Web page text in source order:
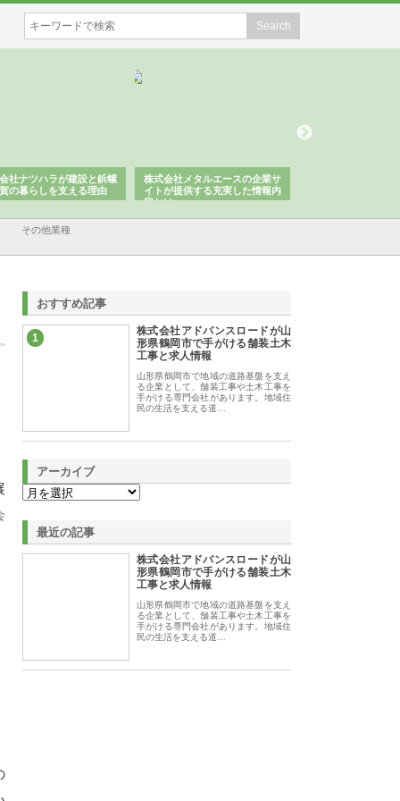
会社メタルエースの企業サ
が提供する充実した情報内
は
株式会社ＣＳＡの事業内容と強
みを徹底解説
その他業種
おすすめ記事
1
株式会社アドバンスロードが山
形県鶴岡市で手がける舗装土木
工事と求人情報
山形県鶴岡市で地域の道路基盤を支え
る企業として、舗装工事や土木工事を
手がける専門会社があります。地域住
民の生活を支える道…
アーカイブ
最近の記事
株式会社アドバンスロードが山
形県鶴岡市で手がける舗装土木
工事と求人情報
山形県鶴岡市で地域の道路基盤を支え
る企業として、舗装工事や土木工事を
手がける専門会社があります。地域住
民の生活を支える道…